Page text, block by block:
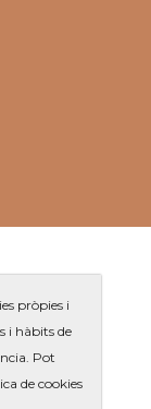
pròpies i
i hàbits de
Pot
de cookies